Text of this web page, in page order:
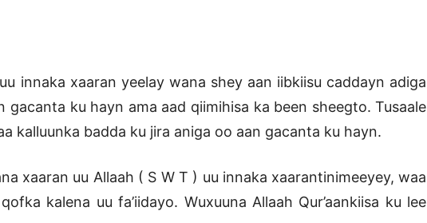
innaka xaaran yeelay wana shey aan iibkiisu caddayn adiga
gacanta ku hayn ama aad qiimihisa ka been sheegto. Tusaale
kalluunka badda ku jira aniga oo aan gacanta ku hayn.
xaaran uu Allaah ( S W T ) uu innaka xaarantinimeeyey, waa
kalena uu fa’iidayo. Wuxuuna Allaah Qur’aankiisa ku lee